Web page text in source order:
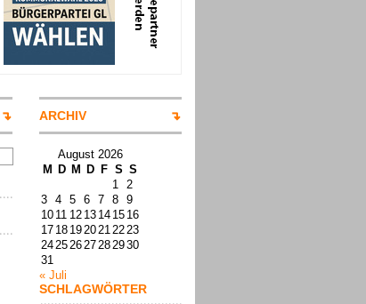
ARCHIV
August 2026
M
D M D F S S
1 2
3 4 5 6 7 8 9
10 11 12 13 14 15 16
17 18 1920212223
24252627282930
31
« Juli
SCHLAGWÖRTER